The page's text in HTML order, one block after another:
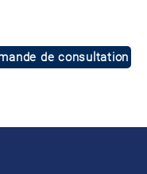
de consultation